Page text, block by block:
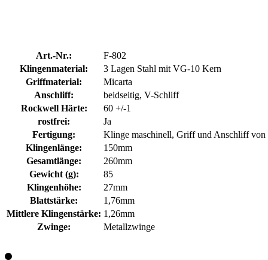
Art.-Nr.:
F-802
Klingenmaterial:
3 Lagen Stahl mit VG-10 Kern
Griffmaterial:
Micarta
Anschliff:
beidseitig, V-Schliff
Rockwell Härte:
60 +/-1
rostfrei:
Ja
Fertigung:
Klinge maschinell, Griff und Anschliff von
Klingenlänge:
150mm
Gesamtlänge:
260mm
Gewicht (g):
85
Klingenhöhe:
27mm
Blattstärke:
1,76mm
Mittlere Klingenstärke: 1,26mm
Zwinge:
Metallzwinge